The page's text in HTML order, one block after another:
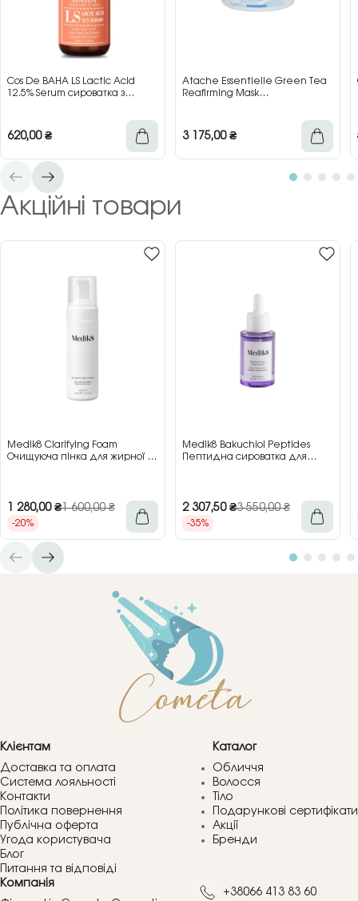
Cos De BAHA LS Lactic Acid
12.5% Serum сироватка з
620,00₴
Atache Essentielle Green Tea
Reafirming Mask
3 175,00₴
Акційні товари
Medik8 Clarifying Foam
Очищуюча пінка для жирної та
1 280,00₴1 600,00₴
-20%
Medik8 Bakuchiol Peptides
Пептидна сироватка для
2 307,50₴3 550,00₴
-35%
Клієнтам
Доставка та оплата
Система лояльності
Контакти
Політика повернення
Публічна оферта
Угода користувача
Блог
Питання та відповіді
Каталог
Обличчя
Волосся
Тіло
Подарункові сертифікати
Акції
Бренди
Компанія
+38066 413 83 60